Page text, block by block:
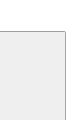
инициатив